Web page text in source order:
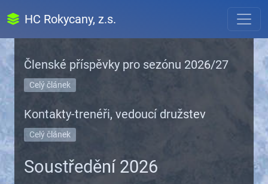
HC Rokycany, z.s.
Členské příspěvky pro sezónu 2026/27
Celý článek
Kontakty-trenéři, vedoucí družstev
Celý článek
Soustředění 2026